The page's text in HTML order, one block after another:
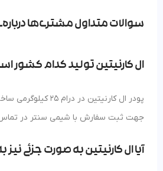
سوالات متداول مشتری‌ها
ال کارنیتین تولید کدام کشور
پودر ال کارنیتین در
جهت ثبت سفارش با شیمی سنتر در
آیا ال کارنیتین به صورت جزئی